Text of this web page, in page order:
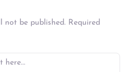
not be published. Required